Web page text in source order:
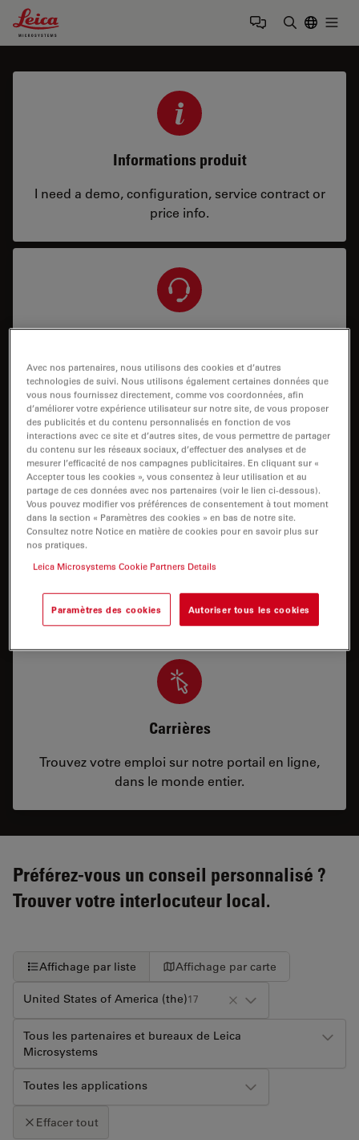
Leica Microsystems Logo
Informations produit
I need a demo, configuration, service contract or
price info.
Service et réparation
I need help keeping my system running: technical
service, repairs, spare parts, upgrades or software
licenses.
Support applicatif
J’ai besoin d’assistance/de formation pour utiliser
application spécifique avec mon système.
Carrières
Trouvez votre emploi sur notre portail en ligne,
dans le monde entier.
Préférez-vous un conseil personnalisé ?
Trouver votre interlocuteur local.
Affichage par liste Affichage par carte
United States of America (the)17
Tous les partenaires et bureaux de Leica
Microsystems
Toutes les applications
Effacer tout
Avec nos partenaires, nous utilisons des cookies et d’autres
technologies de suivi. Nous utilisons également certaines données que
vous nous fournissez directement, comme vos coordonnées, afin
d’améliorer votre expérience utilisateur sur notre site, de vous proposer
des publicités et du contenu personnalisés en fonction de vos
interactions avec ce site et d’autres sites, de vous permettre de partager
du contenu sur les réseaux sociaux, d’effectuer des analyses et de
mesurer l’efficacité de nos campagnes publicitaires. En cliquant sur «
Accepter tous les cookies », vous consentez à leur utilisation et au
partage de ces données avec nos partenaires (voir le lien ci-dessous).
Vous pouvez modifier vos préférences de consentement à tout moment
dans la section « Paramètres des cookies » en bas de notre site.
Consultez notre Notice en matière de cookies pour en savoir plus sur
nos pratiques.
Leica Microsystems Cookie Partners Details
Paramètres des cookies Autoriser tous les cookies